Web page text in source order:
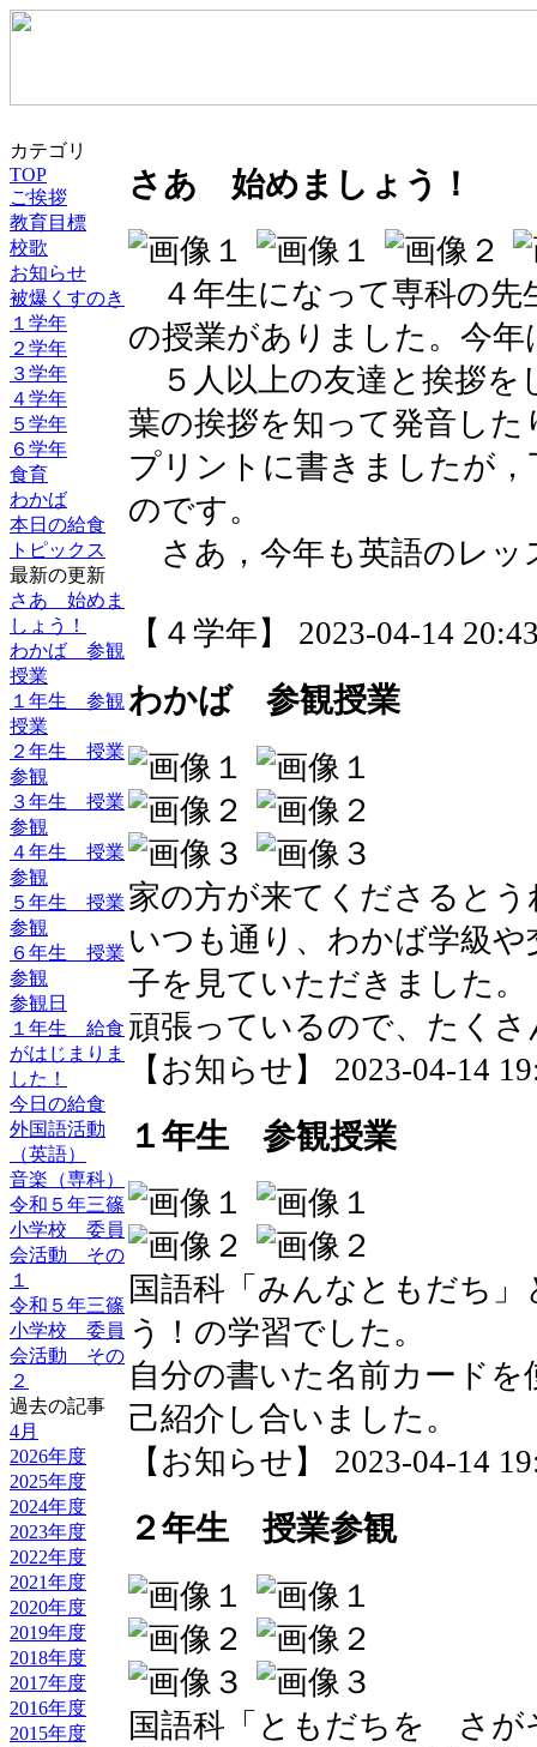
カテゴリ
TOP
ご挨拶
教育目標
校歌
お知らせ
被爆くすのき
１学年
２学年
３学年
４学年
５学年
６学年
食育
わかば
本日の給食
トピックス
最新の更新
さあ 始めま
しょう！
わかば 参観
授業
１年生 参観
授業
２年生 授業
参観
３年生 授業
参観
４年生 授業
参観
５年生 授業
参観
６年生 授業
参観
参観日
１年生 給食
がはじまりま
した！
今日の給食
外国語活動
（英語）
音楽（専科）
令和５年三篠
小学校 委員
会活動 その
１
令和５年三篠
小学校 委員
会活動 その
２
過去の記事
4月
2026年度
2025年度
2024年度
2023年度
2022年度
2021年度
2020年度
2019年度
2018年度
2017年度
2016年度
2015年度
さあ 始めましょう！
４年生になって専科の先
の授業がありました。今年
５人以上の友達と挨拶を
葉の挨拶を知って発音し
プリントに書きましたが
のです。
さあ，今年も英語のレッ
【４学年】 2023-04-14
わかば 参観授業
家の方が来てくださると
いつも通り、わかば学級
子を見ていただきました。
頑張っているので、たく
【お知らせ】 2023-04-14
１年生 参観授業
国語科「みんなともだち
う！の学習でした。
自分の書いた名前カード
己紹介し合いました。
【お知らせ】 2023-04-14
２年生 授業参観
国語科「ともだちを さが